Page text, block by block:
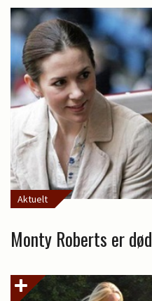
Aktuelt
Monty Roberts er død